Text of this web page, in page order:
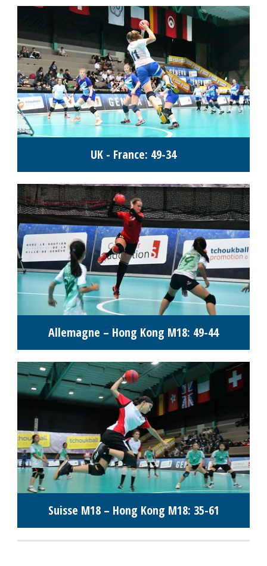
UK - France: 49-34
Allemagne – Hong Kong M18: 49-44
Suisse M18 – Hong Kong M18: 35-61